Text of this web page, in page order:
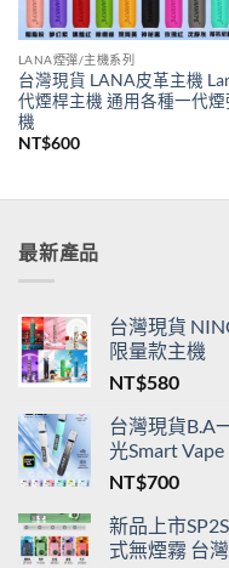
LANA煙彈/主機系列
台灣現貨 LANA皮革主機
代煙桿主機 通用各種一代煙
機
NT$600
最新產品
台灣現貨
限量款主機
NT$580
台灣現貨B.A
光Smart
NT$700
新品上市
式無煙霧 台